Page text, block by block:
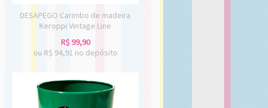
DESAPEGO Carimbo de madeira
Keroppi Vintage Line
R$ 99,90
ou R$ 94,91 no depósito